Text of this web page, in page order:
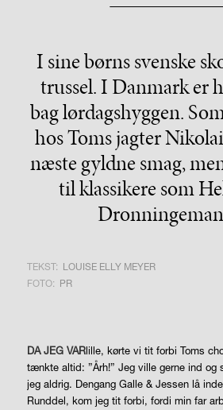
I sine børns svenske
trussel. I Danmark er
bag lørdagshyggen.
hos Toms jagter
næste gyldne smag,
til klassikere som
TEKST: LOUISE ELLY MEYER
FOTO: PR
DA JEG VARlille, kørte vi tit forbi Toms
tænkte altid: ”Årh!” Jeg ville gerne ind og
jeg aldrig. Dengang Galle & Jessen lå
Runddel, kom jeg tit forbi, fordi min far